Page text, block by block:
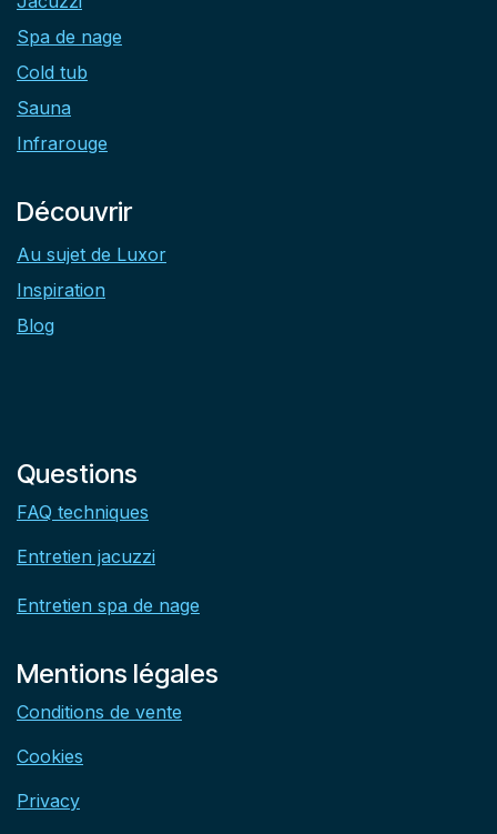
Spa de nage
Cold tub
Sauna
Infrarouge
Découvrir
Au sujet de Luxor
Inspiration
Blog
Questions
FAQ techniques
Entretien jacuzzi
Entretien spa de nage
Mentions légales
Conditions de vente
Cookies
Privacy